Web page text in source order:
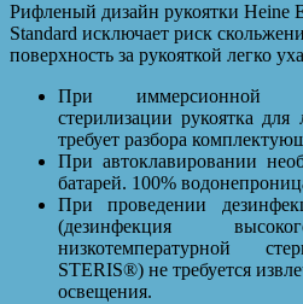
Рифленый дизайн рукоятки Heine
Standard исключает риск
поверхность за рукояткой легко
При иммерсионной и
стерилизации рукоятка для
требует разбора
При автоклавировании
батарей. 100%
При проведении
(дезинфекция
низкотемпературной
STERIS®) не требуется
освещения.